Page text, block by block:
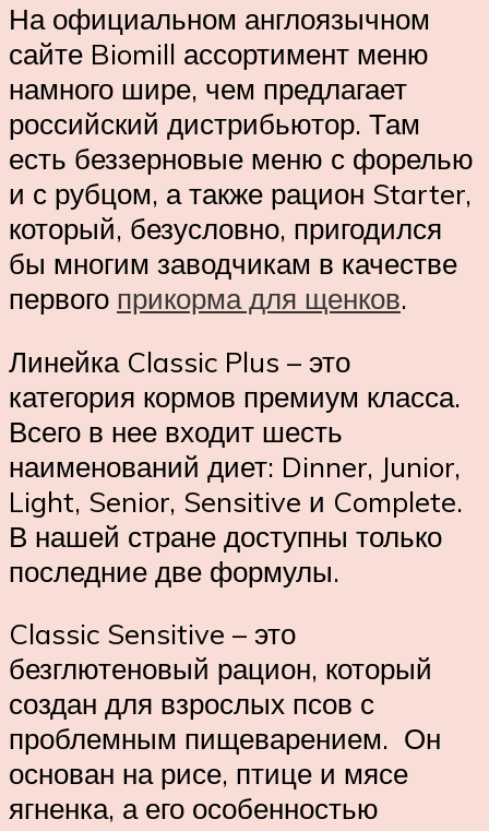
На официальном англоязычном
сайте Biomill ассортимент меню
намного шире, чем предлагает
российский дистрибьютор. Там
есть беззерновые меню с форелью
и с рубцом, а также рацион Starter,
который, безусловно, пригодился
бы многим заводчикам в качестве
первого прикорма для щенков.
Линейка Classic Plus – это
категория кормов премиум класса.
Всего в нее входит шесть
наименований диет: Dinner, Junior,
Light, Senior, Sensitive и Complete.
В нашей стране доступны только
последние две формулы.
Classic Sensitive – это
безглютеновый рацион, который
создан для взрослых псов с
проблемным пищеварением. Он
основан на рисе, птице и мясе
ягненка, а его особенностью